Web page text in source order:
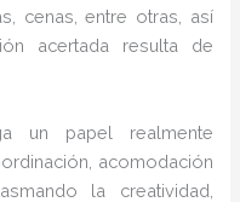
cenas, entre otras, así
acertada resulta de
un papel realmente
acomodación
la creatividad,